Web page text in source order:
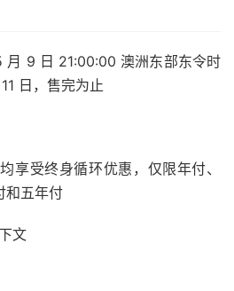
月 9 日 21:00:00 澳洲东部东令时
日，售完为止
享受终身循环优惠，仅限年付、
和五年付
文